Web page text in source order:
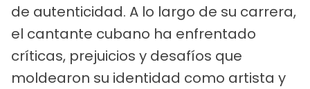
de autenticidad. A lo largo de su carrera,
el cantante cubano ha enfrentado
críticas, prejuicios y desafíos que
moldearon su identidad como artista y